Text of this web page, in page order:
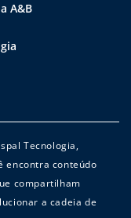
A&B
Tecnologia,
encontra conteúdo
compartilham
a cadeia de